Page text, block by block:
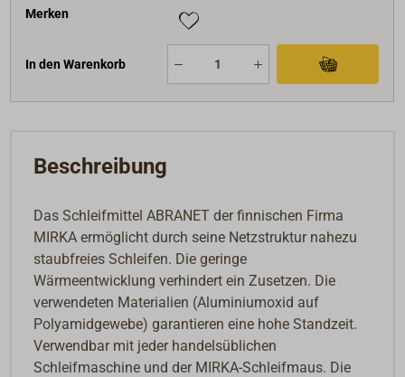
Merken
In den Warenkorb
Beschreibung
Das Schleifmittel ABRANET der finnischen Firma
MIRKA ermöglicht durch seine Netzstruktur nahezu
staubfreies Schleifen. Die geringe
Wärmeentwicklung verhindert ein Zusetzen. Die
verwendeten Materialien (Aluminiumoxid auf
Polyamidgewebe) garantieren eine hohe Standzeit.
Verwendbar mit jeder handelsüblichen
Schleifmaschine und der MIRKA-Schleifmaus. Die